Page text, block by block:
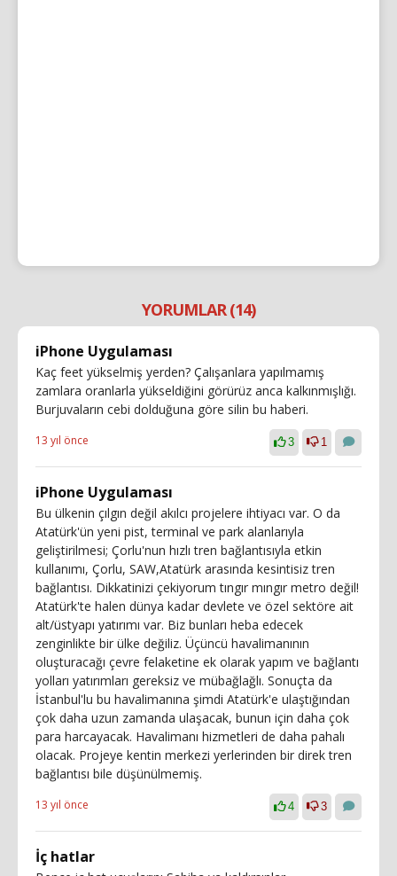
YORUMLAR (14)
iPhone Uygulaması
Kaç feet yükselmiş yerden? Çalışanlara yapılmamış
zamlara oranlarla yükseldiğini görürüz anca kalkınmışlığı.
Burjuvaların cebi dolduğuna göre silin bu haberi.
13 yıl önce 3 1
iPhone Uygulaması
Bu ülkenin çılgın değil akılcı projelere ihtiyacı var. O da
Atatürk'ün yeni pist, terminal ve park alanlarıyla
geliştirilmesi; Çorlu'nun hızlı tren bağlantısıyla etkin
kullanımı, Çorlu, SAW,Atatürk arasında kesintisiz tren
bağlantısı. Dikkatinizi çekiyorum tıngır mıngır metro değil!
Atatürk'te halen dünya kadar devlete ve özel sektöre ait
alt/üstyapı yatırımı var. Biz bunları heba edecek
zenginlikte bir ülke değiliz. Üçüncü havalimanının
oluşturacağı çevre felaketine ek olarak yapım ve bağlantı
yolları yatırımları gereksiz ve mübağlağlı. Sonuçta da
İstanbul'lu bu havalimanına şimdi Atatürk'e ulaştığından
çok daha uzun zamanda ulaşacak, bunun için daha çok
para harcayacak. Havalimanı hizmetleri de daha pahalı
olacak. Projeye kentin merkezi yerlerinden bir direk tren
bağlantısı bile düşünülmemiş.
13 yıl önce 4 3
İç hatlar